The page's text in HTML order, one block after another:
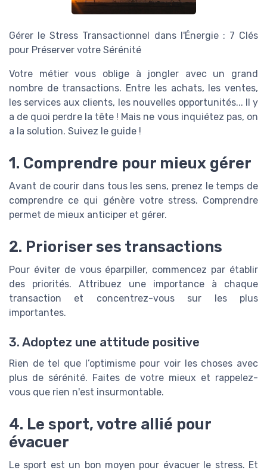
Gérer le Stress Transactionnel dans l'Énergie : 7 Clés
pour Préserver votre Sérénité
Votre métier vous oblige à jongler avec un grand
nombre de transactions. Entre les achats, les ventes,
les services aux clients, les nouvelles opportunités... Il y
a de quoi perdre la tête ! Mais ne vous inquiétez pas, on
a la solution. Suivez le guide !
1. Comprendre pour mieux gérer
Avant de courir dans tous les sens, prenez le temps de
comprendre ce qui génère votre stress. Comprendre
permet de mieux anticiper et gérer.
2. Prioriser ses transactions
Pour éviter de vous éparpiller, commencez par établir
des priorités. Attribuez une importance à chaque
transaction et concentrez-vous sur les plus
importantes.
3. Adoptez une attitude positive
Rien de tel que l’optimisme pour voir les choses avec
plus de sérénité. Faites de votre mieux et rappelez-
vous que rien n'est insurmontable.
4. Le sport, votre allié pour
évacuer
Le sport est un bon moyen pour évacuer le stress. Et